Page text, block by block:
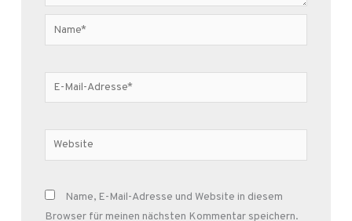
Name*
E-
Mail-
Website
Name, E-Mail-Adresse und Website in diesem
Browser für meinen nächsten Kommentar speichern.